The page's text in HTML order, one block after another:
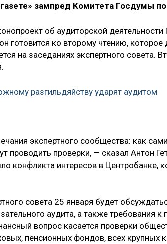
зампред Комитета Госдумы
об аудиторской
готовится ко второму чтению,
на заседаниях экспертного совета.
разгильдяйству ударят аудитом
экспертного сообщества: как
проводить проверки, — сказал Антон
конфликта интересов в Центробанке,
совета 25 января будет
аудита, а также требования к
вопрос касается проверки
пенсионных фондов, всех крупных